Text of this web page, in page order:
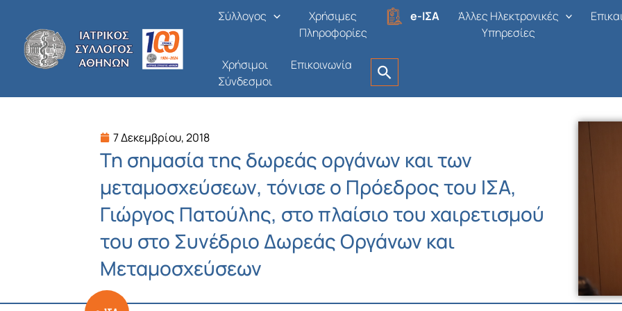
περιεχόμενο
Σύλλογος
Χρήσιμες
Πληροφορίες
e-ΙΣΑ
Άλλες Ηλεκτρονικές
Υπηρεσίες
Χρήσιμοι
Σύνδεσμοι
Επικοινωνία
7 Δεκεμβρίου, 2018
Τη σημασία της δωρεάς οργάνων και των
μεταμοσχεύσεων, τόνισε ο Πρόεδρος του ΙΣΑ,
Γιώργος Πατούλης, στο πλαίσιο του χαιρετισμού
του στο Συνέδριο Δωρεάς Οργάνων και
Μεταμοσχεύσεων